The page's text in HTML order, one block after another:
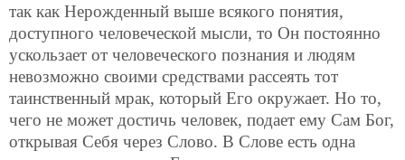
так как Нерожденный выше всякого понятия,
доступного человеческой мысли, то Он постоянно
ускользает от человеческого познания и людям
невозможно своими средствами рассеять тот
таинственный мрак, который Его окружает. Но то,
чего не может достичь человек, подает ему Сам Бог,
открывая Себя через Слово. В Слове есть одна